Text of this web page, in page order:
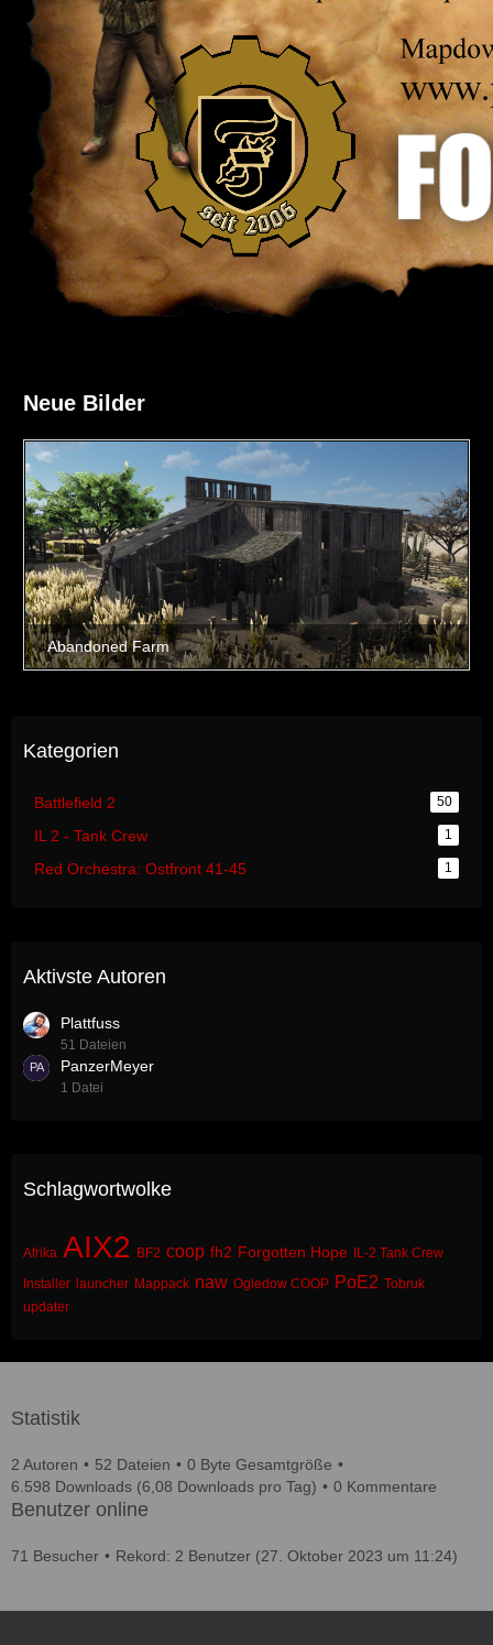
Neue Bilder
Kategorien
Battlefield 2 50
IL 2 - Tank Crew 1
Red Orchestra: Ostfront 41-45 1
Aktivste Autoren
Plattfuss
51 Dateien
PanzerMeyer
1 Datei
Schlagwortwolke
Afrika AIX2 BF2 coop fh2 Forgotten Hope
IL-2 Tank Crew
Installer launcher Mappack naw Ogledow COOP PoE2 Tobruk
updater
Statistik
2 Autoren 52 Dateien
0 Byte Gesamtgröße
6.598 Downloads (6,08 Downloads pro Tag)
0 Kommentare
Benutzer online
71 Besucher Rekord: 2 Benutzer (27. Oktober 2023 um 11:24)